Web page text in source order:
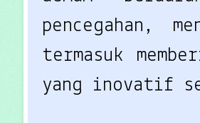
pencegahan,
termasuk
yang inovatif